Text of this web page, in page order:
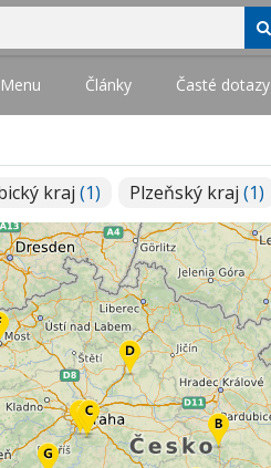
Menu Články Časté dotazy
kraj (1) Plzeňský kraj (1)